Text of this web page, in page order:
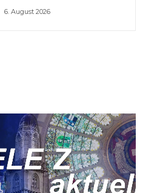
6. August 2026